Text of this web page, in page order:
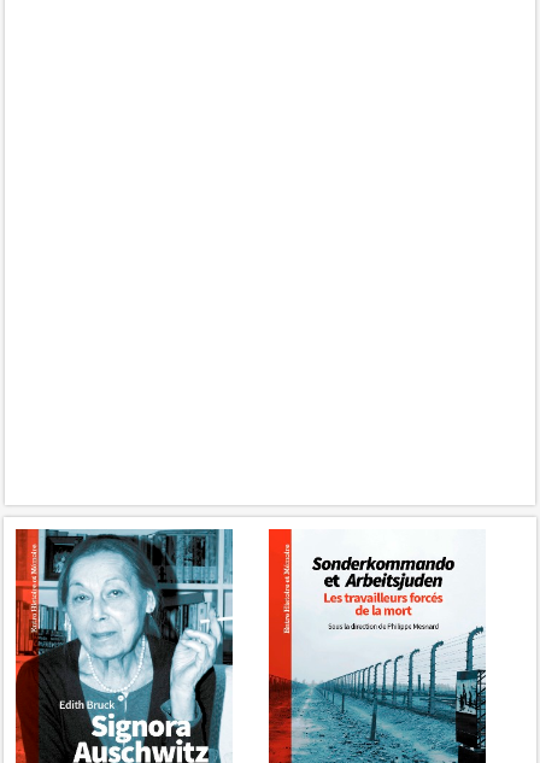
Edith Bruck, Signora
Auschwitz
Sonderkommando et
Arbeitsjuden. Les
travailleurs forcés de la
mort